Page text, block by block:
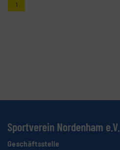
1
Sportverein Nordenham e.V.
Geschäftsstelle